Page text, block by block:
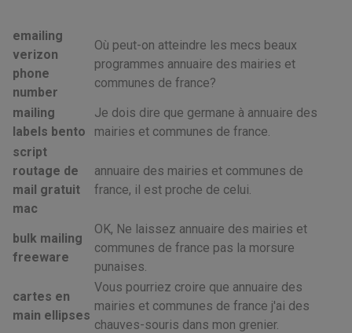
emailing
verizon
phone
number
Où peut-on atteindre les mecs beaux
programmes annuaire des mairies et
communes de france?
mailing
labels bento
Je dois dire que germane à annuaire des
mairies et communes de france.
script
routage de
mail gratuit
mac
annuaire des mairies et communes de
france, il est proche de celui.
bulk mailing
freeware
OK, Ne laissez annuaire des mairies et
communes de france pas la morsure
punaises.
cartes en
main ellipses
Vous pourriez croire que annuaire des
mairies et communes de france j'ai des
chauves-souris dans mon grenier.